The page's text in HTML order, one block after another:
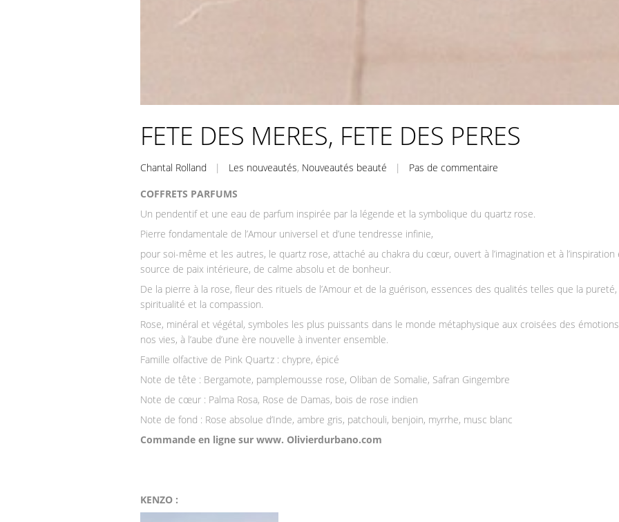
FETE DES MERES, FETE DES PERES
Chantal Rolland | Les nouveautés, Nouveautés beauté | Pas de commentaire
COFFRETS PARFUMS
Un pendentif et une eau de parfum inspirée par la légende et la symbolique du quartz rose.
Pierre fondamentale de l’Amour universel et d’une tendresse infinie,
pour soi-même et les autres, le quartz rose, attaché au chakra du cœur, ouvert à l’imagination et à l’inspiration
source de paix intérieure, de calme absolu et de bonheur.
De la pierre à la rose, fleur des rituels de l’Amour et de la guérison, essences des qualités telles que la pureté,
spiritualité et la compassion.
Rose, minéral et végétal, symboles les plus puissants dans le monde métaphysique aux croisées des
nos vies, à l’aube d’une ère nouvelle à inventer ensemble.
Famille olfactive de Pink Quartz : chypre, épicé
Note de tête : Bergamote, pamplemousse rose, Oliban de Somalie, Safran Gingembre
Note de cœur : Palma Rosa, Rose de Damas, bois de rose indien
Note de fond : Rose absolue d’Inde, ambre gris, patchouli, benjoin, myrrhe, musc blanc
Commande en ligne sur www. Olivierdurbano.com
KENZO :